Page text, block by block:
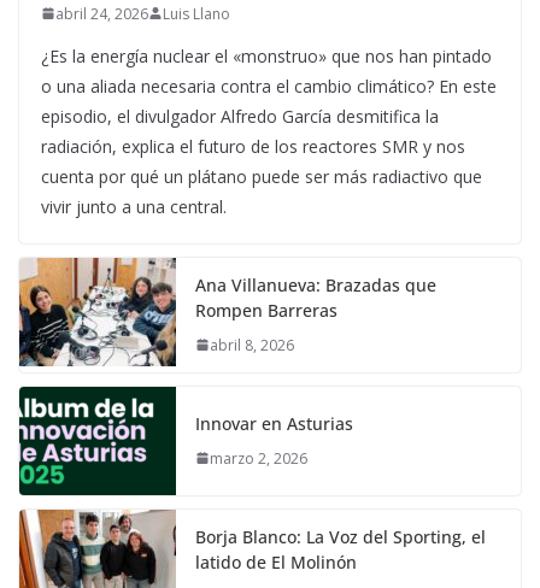
abril 24, 2026 Luis Llano
¿Es la energía nuclear el «monstruo» que nos han pintado
o una aliada necesaria contra el cambio climático? En este
episodio, el divulgador Alfredo García desmitifica la
radiación, explica el futuro de los reactores SMR y nos
cuenta por qué un plátano puede ser más radiactivo que
vivir junto a una central.
Ana Villanueva: Brazadas que
Rompen Barreras
abril 8, 2026
Innovar en Asturias
marzo 2, 2026
Borja Blanco: La Voz del Sporting, el
latido de El Molinón